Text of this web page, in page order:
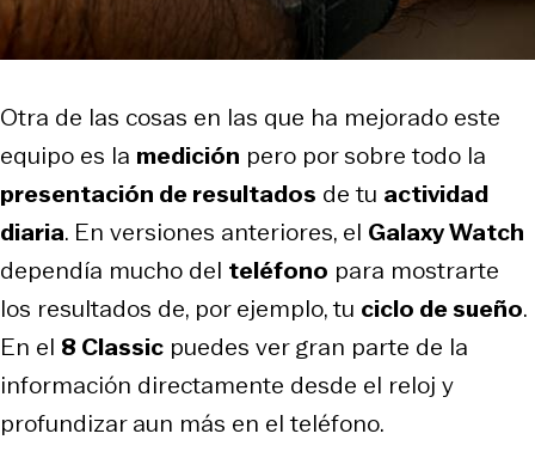
Otra de las cosas en las que ha mejorado este
equipo es la medición pero por sobre todo la
presentación de resultados de tu actividad
diaria. En versiones anteriores, el Galaxy Watch
dependía mucho del teléfono para mostrarte
los resultados de, por ejemplo, tu ciclo de sueño.
En el 8 Classic puedes ver gran parte de la
información directamente desde el reloj y
profundizar aun más en el teléfono.